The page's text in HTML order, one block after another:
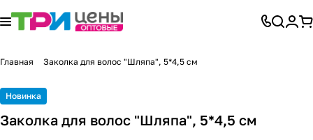
Главная Заколка для волос "Шляпа", 5*4,5 см
Новинка
Заколка для волос "Шляпа", 5*4,5 см